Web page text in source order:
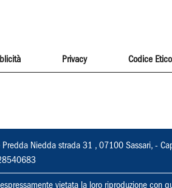
Privacy Codice
Niedda strada 31 , 07100 Sassari, -
vietata la loro riproduzione con